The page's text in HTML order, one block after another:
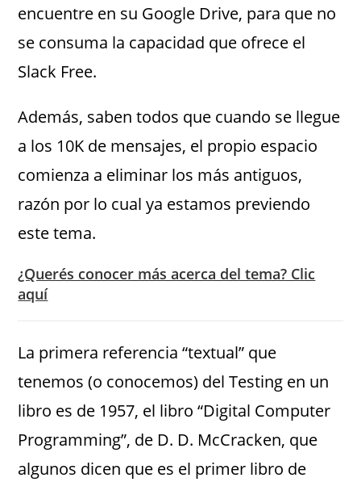
encuentre en su Google Drive, para que no
se consuma la capacidad que ofrece el
Slack Free.
Además, saben todos que cuando se llegue
a los 10K de mensajes, el propio espacio
comienza a eliminar los más antiguos,
razón por lo cual ya estamos previendo
este tema.
¿Querés conocer más acerca del tema? Clic
aquí
La primera referencia “textual” que
tenemos (o conocemos) del Testing en un
libro es de 1957, el libro “Digital Computer
Programming”, de D. D. McCracken, que
algunos dicen que es el primer libro de